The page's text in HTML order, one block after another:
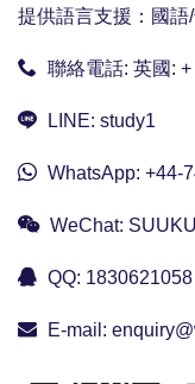
提供語言支援：國
聯絡電話: 英國:
LINE: study1
WhatsApp: +44-
WeChat:
QQ:
E-mail: